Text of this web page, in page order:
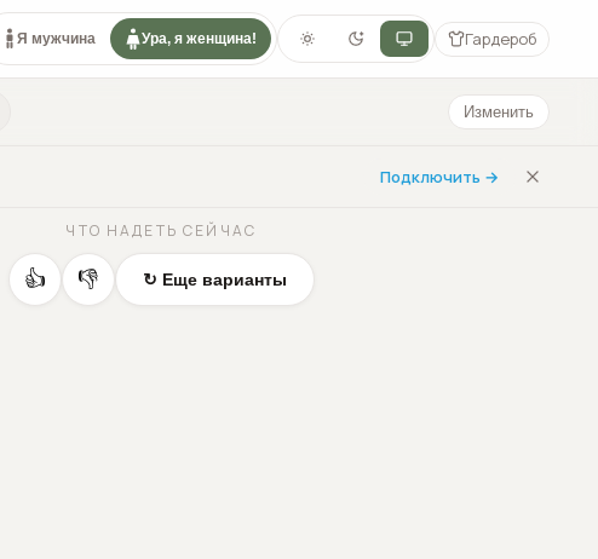
Я мужчина Ура, я женщина! Гардероб
Изменить
Подключить →
ЧТО НАДЕТЬ СЕЙЧАС
👍 👎 ↻ Еще варианты